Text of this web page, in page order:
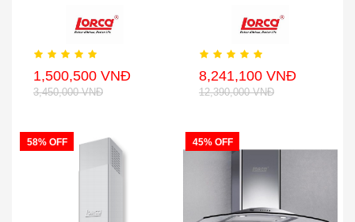
1,500,500 VNĐ
3,450,000 VNĐ
8,241,100 VNĐ
12,390,000 VNĐ
58% OFF 45% OFF